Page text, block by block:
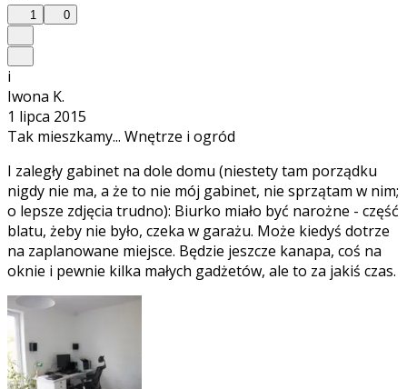
1 0
i
Iwona K.
1 lipca 2015
Tak mieszkamy... Wnętrze i ogród
I zaległy gabinet na dole domu (niestety tam porządku
nigdy nie ma, a że to nie mój gabinet, nie sprzątam w nim;
o lepsze zdjęcia trudno): Biurko miało być narożne - część
blatu, żeby nie było, czeka w garażu. Może kiedyś dotrze
na zaplanowane miejsce. Będzie jeszcze kanapa, coś na
oknie i pewnie kilka małych gadżetów, ale to za jakiś czas.